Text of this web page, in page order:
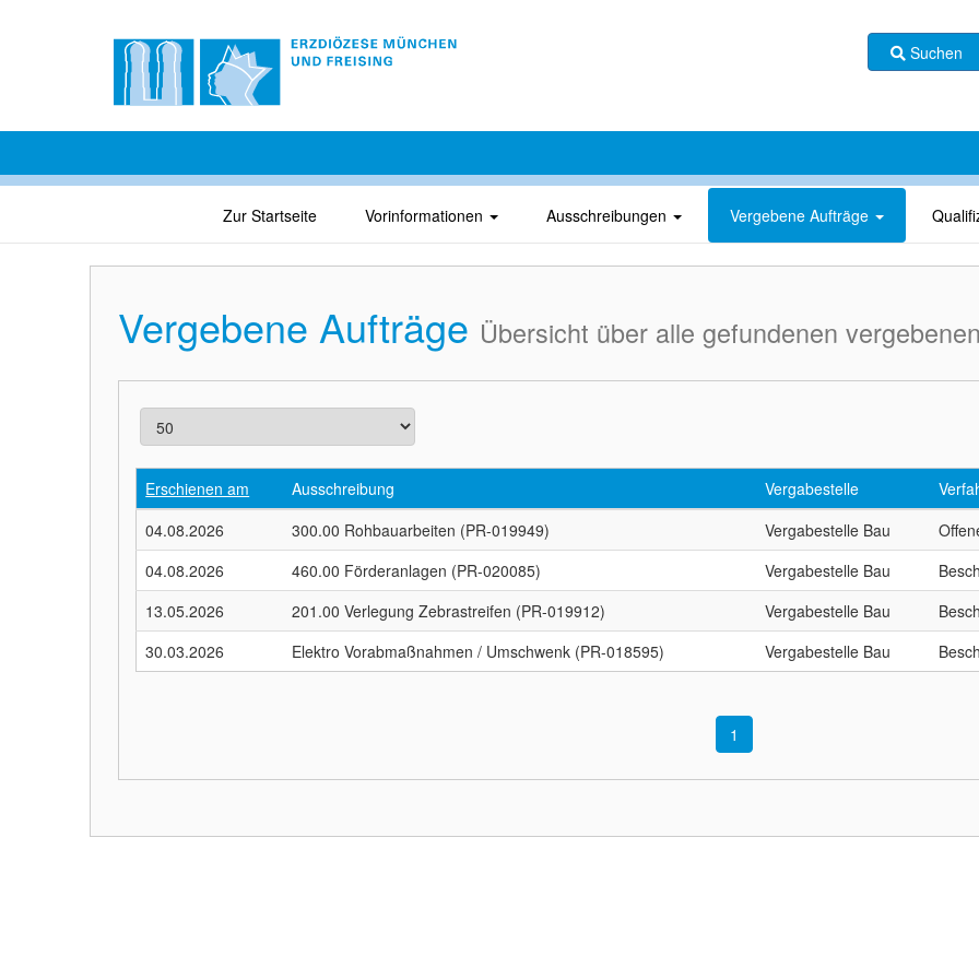
Suchen
Zur Startseite Vorinformationen Ausschreibungen Vergebene Aufträge
Vergebene Aufträge Übersicht über alle gefundenen
Erschienen am Ausschreibung Vergabestelle
04.08.2026
300.00 Rohbauarbeiten (PR-019949) Vergabestelle Bau
04.08.2026
460.00 Förderanlagen (PR-020085) Vergabestelle Bau
13.05.2026
201.00 Verlegung Zebrastreifen (PR-019912) Vergabestelle Bau
30.03.2026
Elektro Vorabmaßnahmen / Umschwenk (PR-018595) Vergabestelle Bau
1